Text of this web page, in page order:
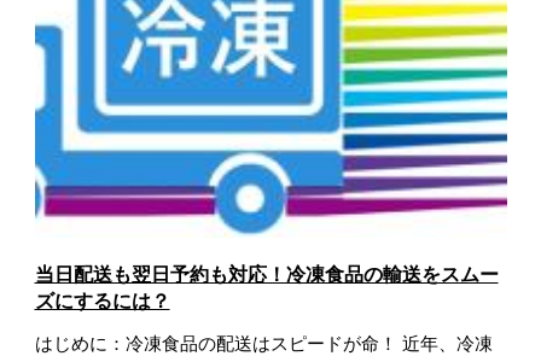
当日配送も翌日予約も対応！冷凍食品の輸送をスムー
ズにするには？
はじめに：冷凍食品の配送はスピードが命！ 近年、冷凍